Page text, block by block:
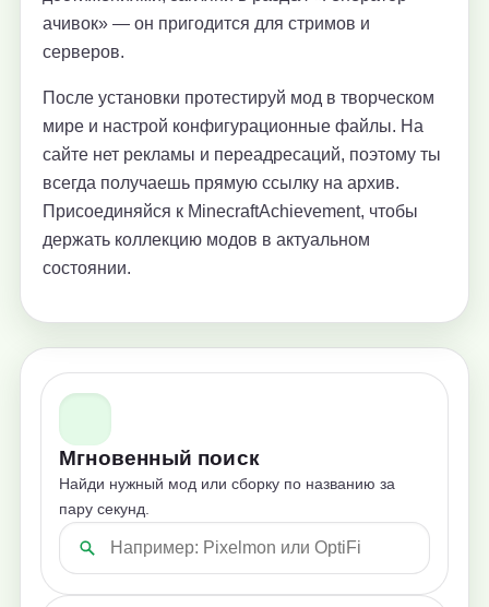
ачивок» — он пригодится для стримов и
серверов.
После установки протестируй мод в творческом
мире и настрой конфигурационные файлы. На
сайте нет рекламы и переадресаций, поэтому ты
всегда получаешь прямую ссылку на архив.
Присоединяйся к MinecraftAchievement, чтобы
держать коллекцию модов в актуальном
состоянии.
Мгновенный поиск
Найди нужный мод или сборку по названию за
пару секунд.